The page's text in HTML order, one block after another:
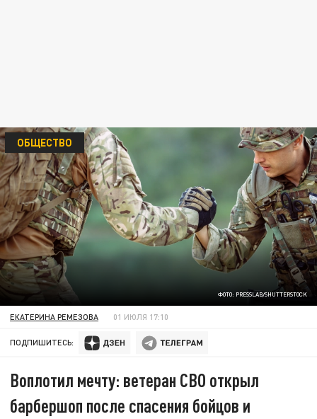
ФОТО: PRESSLAB/SHUTTERSTOCK
ОБЩЕСТВО
ЕКАТЕРИНА РЕМЕЗОВА 01 ИЮЛЯ 17:10
ПОДПИШИТЕСЬ:
Воплотил мечту: ветеран СВО открыл
барбершоп после спасения бойцов и